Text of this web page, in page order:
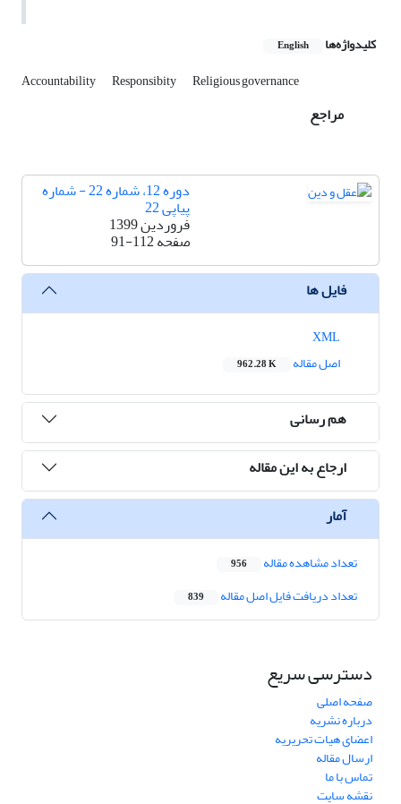
کلیدواژه‌ها English
Accountability Responsibity Religious governance
مراجع
دوره 12، شماره 22 - شماره
پیاپی 22
فروردین 1399
صفحه91-112
فایل ها
اصل مقاله
962.28 K
هم رسانی
ارجاع به این مقاله
آمار
تعداد مشاهده مقاله 956
تعداد دریافت فایل اصل مقاله 839
دسترسی سریع
صفحه اصلی
درباره نشریه
اعضای هیات تحریریه
ارسال مقاله
تماس با ما
نقشه سایت